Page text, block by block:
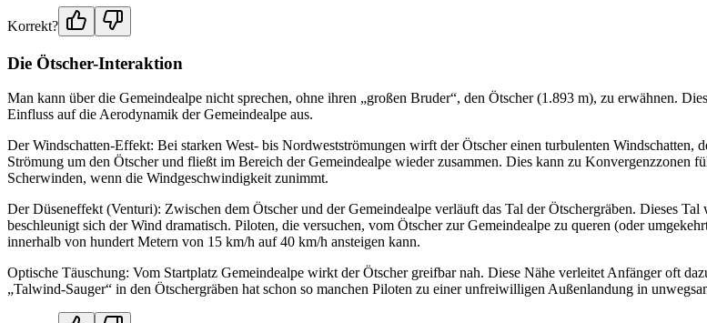
Korrekt?
Die Ötscher-Interaktion
Man kann über die Gemeindealpe nicht sprechen, ohne ihren „großen Bruder“, den Ötscher (1.893 m), zu erwähnen.
Einfluss auf die Aerodynamik der Gemeindealpe aus.
Der Windschatten-Effekt: Bei starken West- bis Nordwestströmungen wirft der Ötscher einen turbulenten Windschatten,
Strömung um den Ötscher und fließt im Bereich der Gemeindealpe wieder zusammen. Dies kann zu Konvergenzzonen
Scherwinden, wenn die Windgeschwindigkeit zunimmt.
Der Düseneffekt (Venturi): Zwischen dem Ötscher und der Gemeindealpe verläuft das Tal der Ötschergräben. Dieses
beschleunigt sich der Wind dramatisch. Piloten, die versuchen, vom Ötscher zur Gemeindealpe zu queren (oder
innerhalb von hundert Metern von 15 km/h auf 40 km/h ansteigen kann.
Optische Täuschung: Vom Startplatz Gemeindealpe wirkt der Ötscher greifbar nah. Diese Nähe verleitet Anfänger oft
„Talwind-Sauger“ in den Ötschergräben hat schon so manchen Piloten zu einer unfreiwilligen Außenlandung in